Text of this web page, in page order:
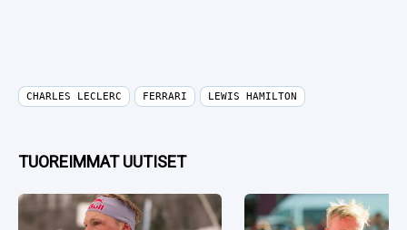
CHARLES LECLERC FERRARI LEWIS HAMILTON
TUOREIMMAT UUTISET